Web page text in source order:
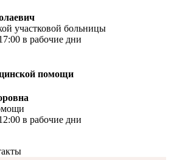
участковой больницы
в рабочие дни
помощи
в рабочие дни